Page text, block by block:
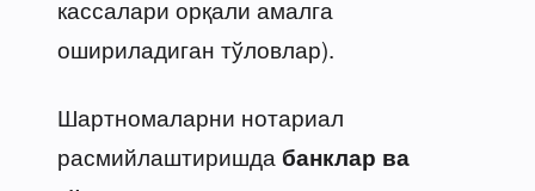
кассалари орқали амалга
ошириладиган тўловлар).
Шартномаларни нотариал
расмийлаштиришда банклар ва